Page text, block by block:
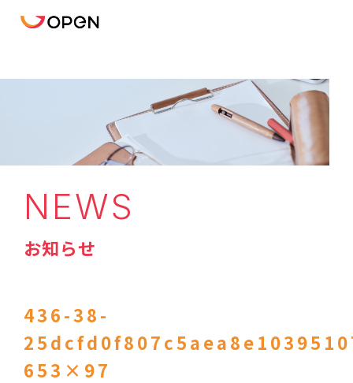
NEWS
お知らせ
436-38-
653×97